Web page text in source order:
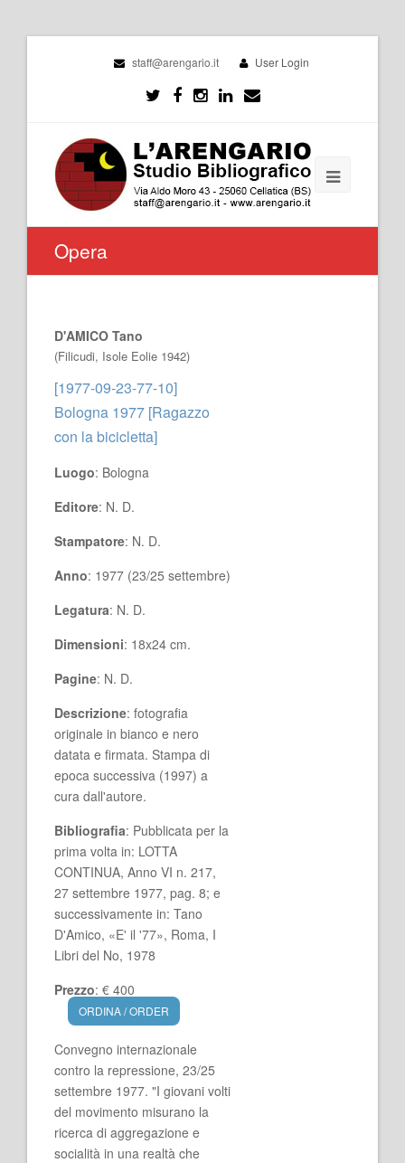
staff@arengario.it User Login
Opera
D'AMICO Tano
(Filicudi, Isole Eolie 1942)
[1977-09-23-77-10]
Bologna 1977 [Ragazzo
con la bicicletta]
Luogo: Bologna
Editore: N. D.
Stampatore: N. D.
Anno: 1977 (23/25 settembre)
Legatura: N. D.
Dimensioni: 18x24 cm.
Pagine: N. D.
Descrizione: fotografia
originale in bianco e nero
datata e firmata. Stampa di
epoca successiva (1997) a
cura dall'autore.
Bibliografia: Pubblicata per la
prima volta in: LOTTA
CONTINUA, Anno VI n. 217,
27 settembre 1977, pag. 8; e
successivamente in: Tano
D'Amico, «E' il '77», Roma, I
Libri del No, 1978
Prezzo: € 400
ORDINA / ORDER
Convegno internazionale
contro la repressione, 23/25
settembre 1977. "I giovani volti
del movimento misurano la
ricerca di aggregazione e
socialità in una realtà che